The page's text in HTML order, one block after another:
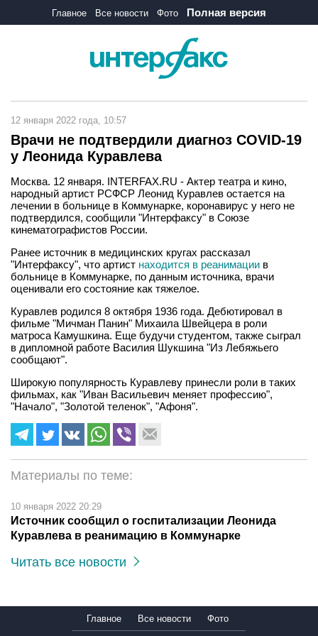
Главное Все новости Фото Полная версия
12 января 2022 года, 10:57
Врачи не подтвердили диагноз COVID-19
у Леонида Куравлева
Москва. 12 января. INTERFAX.RU - Актер театра и кино,
народный артист РСФСР Леонид Куравлев остается на
лечении в больнице в Коммунарке, коронавирус у него не
подтвердился, сообщили "Интерфаксу" в Союзе
кинематографистов России.
Ранее источник в медицинских кругах рассказал
"Интерфаксу", что артист находится в реанимации в
больнице в Коммунарке, по данным источника, врачи
оценивали его состояние как тяжелое.
Куравлев родился 8 октября 1936 года. Дебютировал в
фильме "Мичман Панин" Михаила Швейцера в роли
матроса Камушкина. Еще будучи студентом, также сыграл
в дипломной работе Василия Шукшина "Из Лебяжьего
сообщают".
Широкую популярность Куравлеву принесли роли в таких
фильмах, как "Иван Васильевич меняет профессию",
"Начало", "Золотой теленок", "Афоня".
Материалы по теме:
10 января 2022 20:29
Источник сообщил о госпитализации Леонида
Куравлева в реанимацию в Коммунарке
Читать все новости
Главное Все новости Фото